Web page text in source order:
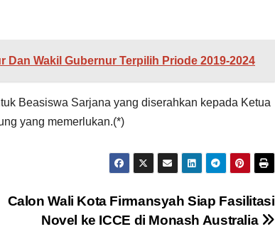
Wakil Gubernur Terpilih Priode 2019-2024
Beasiswa Sarjana yang diserahkan kepada Ketua
yang memerlukan.(*)
Calon Wali Kota Firmansyah Siap Fasilitasi
Novel ke ICCE di Monash Australia